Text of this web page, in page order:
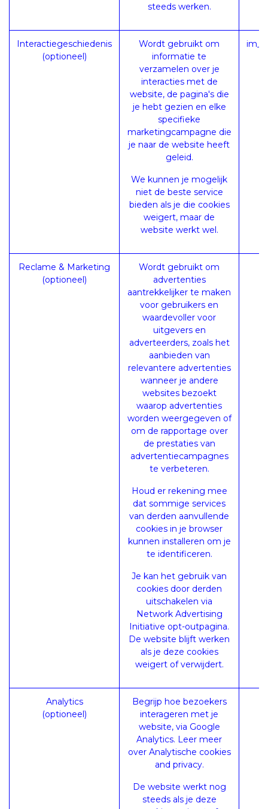
steeds werken.
Interactiegeschiedenis
(optioneel)
Wordt gebruikt om
informatie te
verzamelen over je
interacties met de
website, de pagina's die
je hebt gezien en elke
specifieke
marketingcampagne die
je naar de website heeft
geleid.
We kunnen je mogelijk
niet de beste service
bieden als je die cookies
weigert, maar de
website werkt wel.
Reclame & Marketing
(optioneel)
Wordt gebruikt om
advertenties
aantrekkelijker te maken
voor gebruikers en
waardevoller voor
uitgevers en
adverteerders, zoals het
aanbieden van
relevantere advertenties
wanneer je andere
websites bezoekt
waarop advertenties
worden weergegeven of
om de rapportage over
de prestaties van
advertentiecampagnes
te verbeteren.
Houd er rekening mee
dat sommige services
van derden aanvullende
cookies in je browser
kunnen installeren om je
te identificeren.
Je kan het gebruik van
cookies door derden
uitschakelen via
Network Advertising
Initiative opt-outpagina.
De website blijft werken
als je deze cookies
weigert of verwijdert.
Analytics
(optioneel)
Begrijp hoe bezoekers
interageren met je
website, via Google
Analytics. Leer meer
over Analytische cookies
and privacy.
De website werkt nog
steeds als je deze